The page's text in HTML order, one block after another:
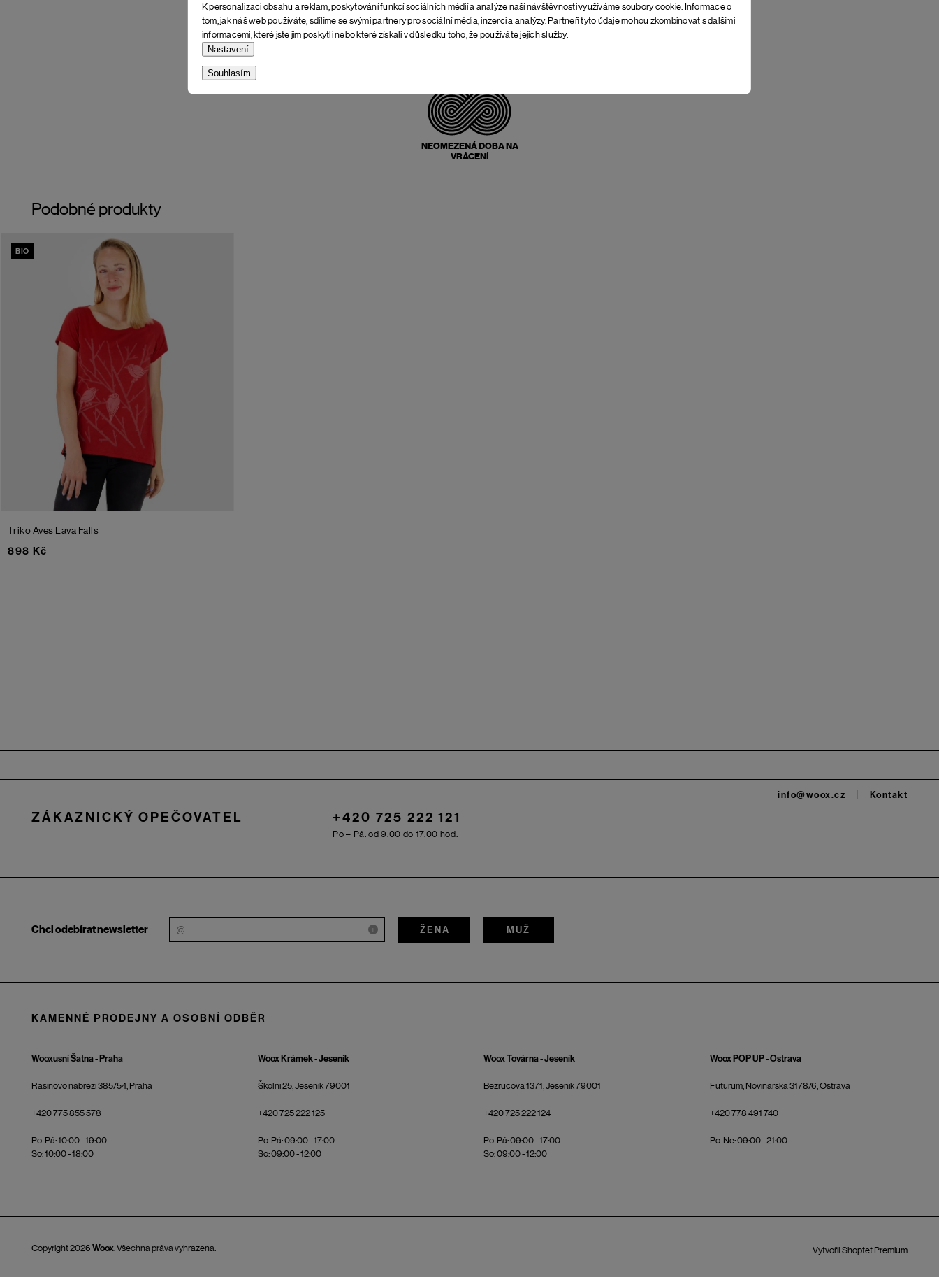
K personalizaci obsahu a reklam, poskytování funkcí sociálních médií a analýze naší návštěvnosti využíváme soubory cookie. Informace o
tom, jak náš web používáte, sdílíme se svými partnery pro sociální média, inzerci a analýzy. Partneři tyto údaje mohou zkombinovat s dalšími
informacemi, které jste jim poskytli nebo které získali v důsledku toho, že používáte jejich služby.
Nastavení
Souhlasím
NEOMEZENÁ DOBA NA
VRÁCENÍ
Podobné produkty
BIO
Triko Aves Lava Falls
898 Kč
ZÁKAZNICKÝ OPEČOVATEL +420 725 222 121
Po – Pá: od 9.00 do 17.00 hod.
info@woox.cz Kontakt
Chci odebírat newsletter i ŽENA MUŽ
KAMENNÉ PRODEJNY A OSOBNÍ ODBĚR
Wooxusní Šatna - Praha
Rašínovo nábřeží 385/54, Praha
+420 775 855 578
Po-Pá: 10:00 - 19:00
So: 10:00 - 18:00
Woox Krámek - Jeseník
Školní 25, Jeseník 79001
+420 725 222 125
Po-Pá: 09:00 - 17:00
So: 09:00 - 12:00
Woox Továrna - Jeseník
Bezručova 1371, Jeseník 79001
+420 725 222 124
Po-Pá: 09:00 - 17:00
So: 09:00 - 12:00
Woox POP UP - Ostrava
Futurum, Novinářská 3178/6, Ostrava
+420 778 491 740
Po-Ne: 09:00 - 21:00
Vytvořil Shoptet Premium
Copyright 2026 Woox. Všechna práva vyhrazena.